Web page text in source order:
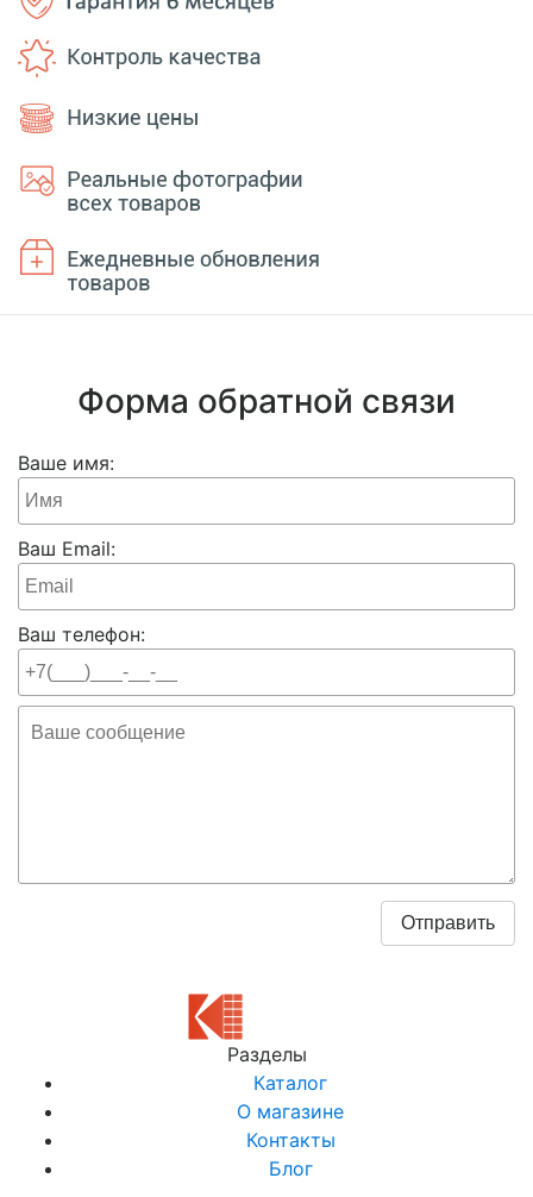
Форма обратной связи
Ваше имя:
Ваш Email:
Ваш телефон:
Разделы
Каталог
О магазине
Контакты
Блог